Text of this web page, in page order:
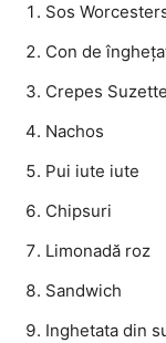
Sos
Con de
Crepes Suzette
Nachos
Pui iute iute
Chipsuri
Limonadă roz
Sandwich
Inghetata din